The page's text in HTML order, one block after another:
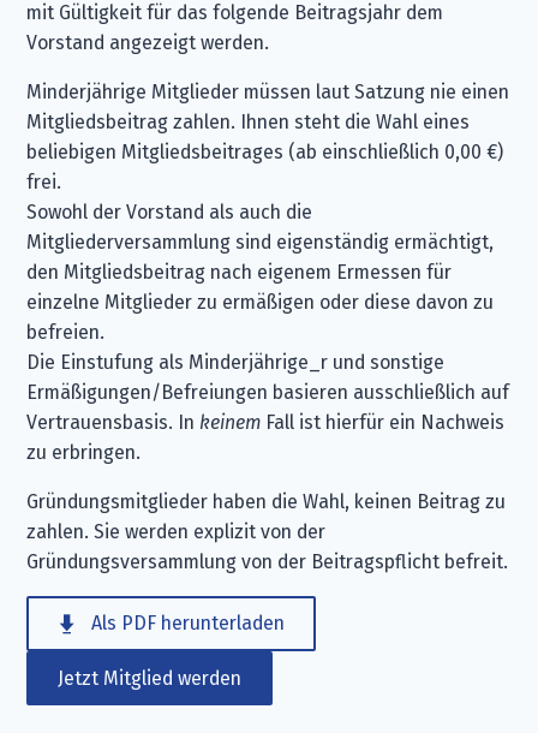
mit Gültigkeit für das folgende Beitragsjahr dem
Vorstand angezeigt werden.
Minderjährige Mitglieder müssen laut Satzung nie einen
Mitgliedsbeitrag zahlen. Ihnen steht die Wahl eines
beliebigen Mitgliedsbeitrages (ab einschließlich 0,00 €)
frei.
Sowohl der Vorstand als auch die
Mitgliederversammlung sind eigenständig ermächtigt,
den Mitgliedsbeitrag nach eigenem Ermessen für
einzelne Mitglieder zu ermäßigen oder diese davon zu
befreien.
Die Einstufung als Minderjährige_r und sonstige
Ermäßigungen/Befreiungen basieren ausschließlich auf
Vertrauensbasis. In keinem Fall ist hierfür ein Nachweis
zu erbringen.
Gründungsmitglieder haben die Wahl, keinen Beitrag zu
zahlen. Sie werden explizit von der
Gründungsversammlung von der Beitragspflicht befreit.
Als PDF herunterladen
Jetzt Mitglied werden